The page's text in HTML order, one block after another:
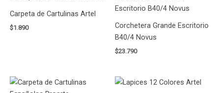
Carpeta de Cartulinas Artel
$1.890
Corchetera Grande Escritorio
B40/4 Novus
$23.790